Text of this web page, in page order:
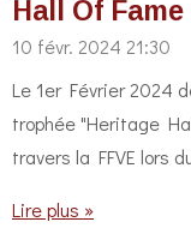
Hall Of Fame
10 févr. 2024 21:30
Le 1er Février 2024
trophée "Heritage
travers la FFVE lors
Lire plus »